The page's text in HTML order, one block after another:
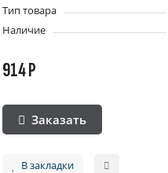
Тип товара
Наличие
914 Р
Заказать
В закладки